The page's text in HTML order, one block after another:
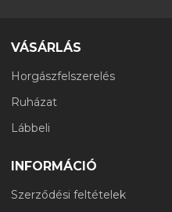
VÁSÁRLÁS
Horgászfelszerelés
Ruházat
Lábbeli
INFORMÁCIÓ
Szerződési feltételek